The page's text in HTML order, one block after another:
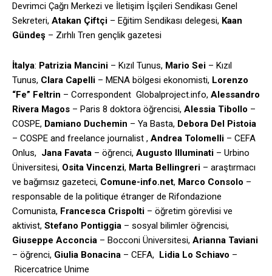
Devrimci Çağrı Merkezi ve İletişim İşçileri Sendikası Genel
Sekreteri, Atakan Çiftçi – Eğitim Sendikası delegesi, Kaan
Gündeş – Zırhlı Tren gençlik gazetesi
İtalya: Patrizia Mancini – Kızıl Tunus, Mario Sei – Kızıl
Tunus, Clara Capelli – MENA bölgesi ekonomisti, Lorenzo
“Fe” Feltrin – Correspondent Globalproject.info, Alessandro
Rivera Magos – Paris 8 doktora öğrencisi, Alessia Tibollo –
COSPE, Damiano Duchemin – Ya Basta, Debora Del Pistoia
– COSPE and freelance journalist , Andrea Tolomelli – CEFA
Onlus, Jana Favata – öğrenci, Augusto Illuminati – Urbino
Üniversitesi, Osita Vincenzi, Marta Bellingreri – araştırmacı
ve bağımsız gazeteci, Comune-info.net, Marco Consolo –
responsable de la politique étranger de Rifondazione
Comunista, Francesca Crispolti – öğretim görevlisi ve
aktivist, Stefano Pontiggia – sosyal bilimler öğrencisi,
Giuseppe Acconcia – Bocconi Üniversitesi, Arianna Taviani
– öğrenci, Giulia Bonacina – CEFA, Lidia Lo Schiavo –
Ricercatrice Unime